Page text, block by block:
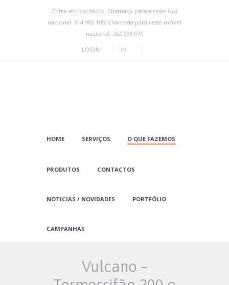
Entre em contacto: Chamada para a rede fixa
nacional: 914 905 105; Chamada para rede móvel
nacional: 262 938 070
LOGIN
HOME SERVIÇOS O QUE FAZEMOS
PRODUTOS CONTACTOS
NOTICIAS / NOVIDADES PORTFÓLIO
CAMPANHAS
Vulcano –